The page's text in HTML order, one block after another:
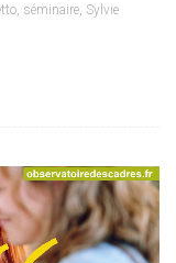
séminaire Sylvie